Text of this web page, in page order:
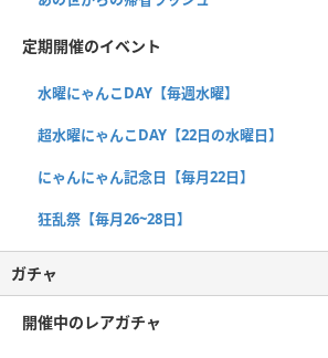
定期開催のイベント
水曜にゃんこDAY【毎週水曜】
超水曜にゃんこDAY【22日の水曜日】
にゃんにゃん記念日【毎月22日】
狂乱祭【毎月26~28日】
ガチャ
開催中のレアガチャ